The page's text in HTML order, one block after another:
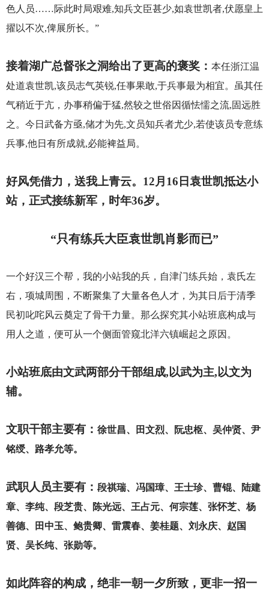
色人员……际此时局艰难,知兵文臣甚少,如袁世凯者,伏愿皇上
擢以不次,俾展所长。”
接着湖广总督张之洞给出了更高的褒奖： 本任浙江温
处道袁世凯,该员志气英锐,任事果敢,于兵事最为相宜。虽其任
气稍近于亢，办事稍偏于猛,然较之世俗因循怯懦之流,固远胜
之。今日武备方亟,储才为先,文员知兵者尤少,若使该员专意练
兵事,他日有所成就,必能裨益局。
好风凭借力，送我上青云。12月16日袁世凯抵达小
站，正式接练新军，时年36岁。
“只有练兵大臣袁世凯肖影而已”
一个好汉三个帮，我的小站我的兵，自津门练兵始，袁氏左
右，项城周围，不断聚集了大量各色人才，为其日后于清季
民初叱咤风云奠定了骨干力量。那么探究其小站班底构成与
用人之道，便可从一个侧面管窥北洋六镇崛起之原因。
小站班底由文武两部分干部组成,以武为主,以文为
辅。
文职干部主要有： 徐世昌、田文烈、阮忠枢、吴仲贤、尹
铭绶、路孝允等。
武职人员主要有： 段祺瑞、冯国璋、王士珍、曹锟、陆建
章、李纯、段芝贵、陈光远、王占元、何宗莲、张怀芝、杨
善德、田中玉、鲍贵卿、雷震春、姜桂题、刘永庆、赵国
贤、吴长纯、张勋等。
如此阵容的构成，绝非一朝一夕所致，更非一招一